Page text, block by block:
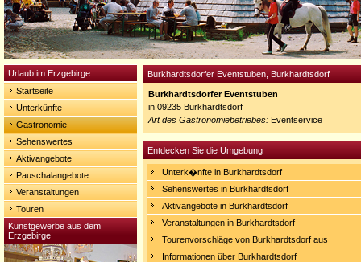
Urlaub im Erzgebirge
Startseite
Unterkünfte
Gastronomie
Sehenswertes
Aktivangebote
Pauschalangebote
Veranstaltungen
Touren
Kunstgewerbe aus dem
Erzgebirge
Burkhardtsdorfer Eventstuben, Burkhardtsdorf
Burkhardtsdorfer Eventstuben
in 09235 Burkhardtsdorf
Art des Gastronomiebetriebes: Eventservice
Entdecken Sie die Umgebung
Unterk�nfte in Burkhardtsdorf
Sehenswertes in Burkhardtsdorf
Aktivangebote in Burkhardtsdorf
Veranstaltungen in Burkhardtsdorf
Tourenvorschläge von Burkhardtsdorf aus
Informationen über Burkhardtsdorf